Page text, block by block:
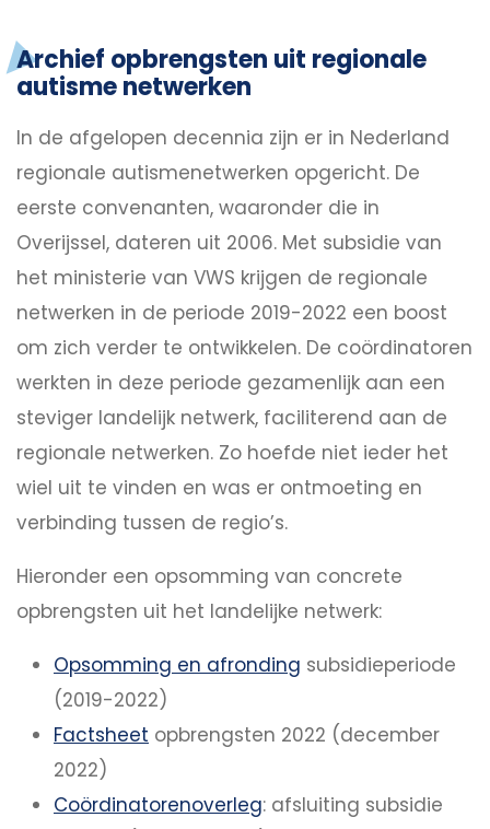
Archief opbrengsten uit regionale
autisme netwerken
In de afgelopen decennia zijn er in Nederland
regionale autismenetwerken opgericht. De
eerste convenanten, waaronder die in
Overijssel, dateren uit 2006. Met subsidie van
het ministerie van VWS krijgen de regionale
netwerken in de periode 2019-2022 een boost
om zich verder te ontwikkelen. De coördinatoren
werkten in deze periode gezamenlijk aan een
steviger landelijk netwerk, faciliterend aan de
regionale netwerken. Zo hoefde niet ieder het
wiel uit te vinden en was er ontmoeting en
verbinding tussen de regio’s.
Hieronder een opsomming van concrete
opbrengsten uit het landelijke netwerk:
Opsomming en afronding subsidieperiode
(2019-2022)
Factsheet opbrengsten 2022 (december
2022)
Coördinatorenoverleg: afsluiting subsidie